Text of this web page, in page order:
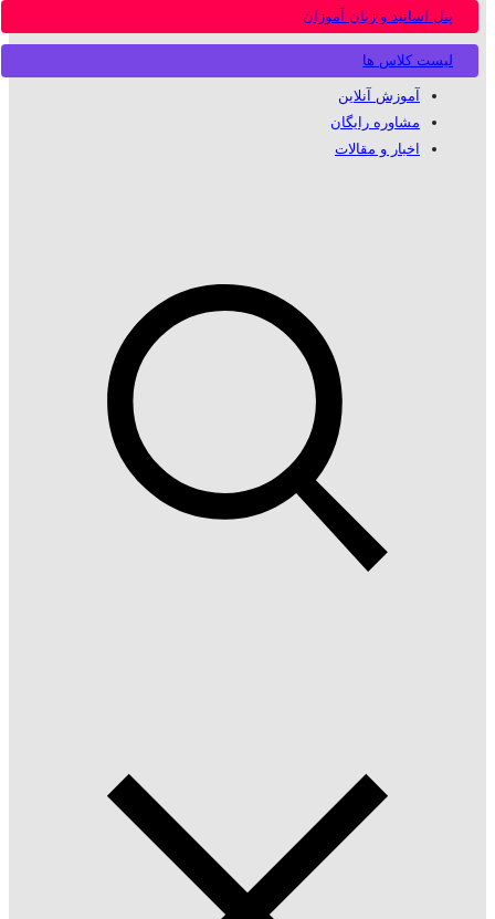
لیست کلاس ها
پنل اساتید و زبان آموزان
آموزش آنلاین
مشاوره رایگان
اخبار و مقالات